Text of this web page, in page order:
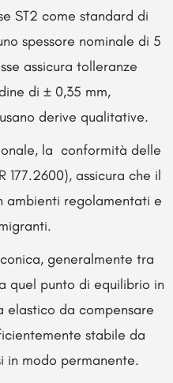
ST2 come standard di
spessore nominale di 5
assicura tolleranze
di ± 0,35 mm,
derive qualitative.
la conformità delle
177.2600), assicura che il
ambienti regolamentati e
generalmente tra
quel punto di equilibrio in
elastico da compensare
stabile da
in modo permanente.